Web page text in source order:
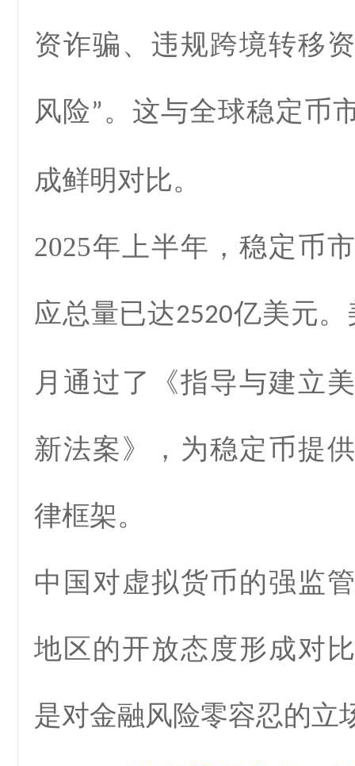
资诈骗、违规跨境转移
风险”。这与全球稳定币
成鲜明对比。
2025年上半年，稳定币
应总量已达2520亿美元
月通过了《指导与建立
新法案》，为稳定币提
律框架。
中国对虚拟货币的强监
地区的开放态度形成对
是对金融风险零容忍的立